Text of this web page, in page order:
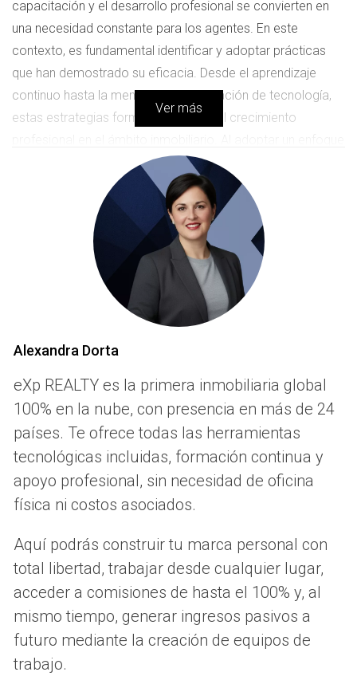
capacitación y el desarrollo profesional se convierten en
una necesidad constante para los agentes. En este
contexto, es fundamental identificar y adoptar prácticas
que han demostrado su eficacia. Desde el aprendizaje
continuo hasta la mentoría y la integración de tecnología,
estas estrategias forman el núcleo del crecimiento
proactivo hacia la educación, los agentes no solo se
preparan para los desafíos del mercado, sino que también
establecen relaciones sólidas con sus clientes,
fundamental en un negocio basado en la confianza.
Estrategias de Formación
Las estrategias de formación son diversas y deben
adaptarse a las necesidades de cada agente. Sin
embargo, existen enfoques que han demostrado ser
exitosos en el sector inmobiliario.
Aprendizaje Continuo
El aprendizaje continuo es un concepto que debe
integrarse en la cultura de cualquier agente inmobiliario que
aspire a ser líder en su campo. La capacitación no debe
proceso constante. La participación en cursos, seminarios
y talleres actualiza los conocimientos sobre tendencias del
mercado, herramientas tecnológicas y regulaciones. Por
ejemplo, seguir cursos sobre marketing digital puede
proporcionar a los agentes las herramientas necesarias
para mejorar su presencia en línea y atraer a más clientes.
Ver más
Alexandra Dorta
eXp REALTY es la primera inmobiliaria global
100% en la nube, con presencia en más de 24
países. Te ofrece todas las herramientas
tecnológicas incluidas, formación continua y
apoyo profesional, sin necesidad de oficina
física ni costos asociados.
Aquí podrás construir tu marca personal con
total libertad, trabajar desde cualquier lugar,
acceder a comisiones de hasta el 100% y, al
mismo tiempo, generar ingresos pasivos a
futuro mediante la creación de equipos de
trabajo.